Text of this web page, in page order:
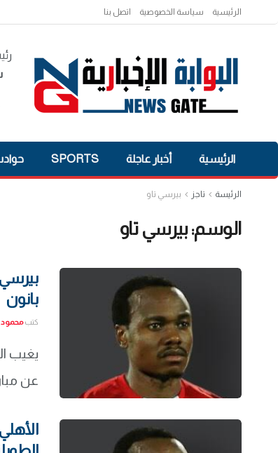
الرئيسية سياسة الخصوصية اتصل بنا
الرئيسية أخبار عاجلة SPORTS
الرئيسة تاجز بيرسي تاو
الوسم: بيرسي تاو
بانون
كتب
يغيب
عن